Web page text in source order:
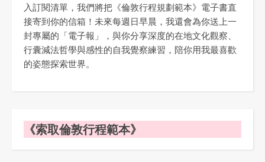
入訂閱清單，我們將把《倫敦行程規劃範本》電子書直
接寄到你的信箱！未來每週日早晨，我還會為你送上一
封專屬的「電子報」，與你分享深度的在地文化觀察、
行囊減法哲學與感性的自我覺察練習，陪你用我最喜歡
的姿態探索世界。
《索取倫敦行程範本》